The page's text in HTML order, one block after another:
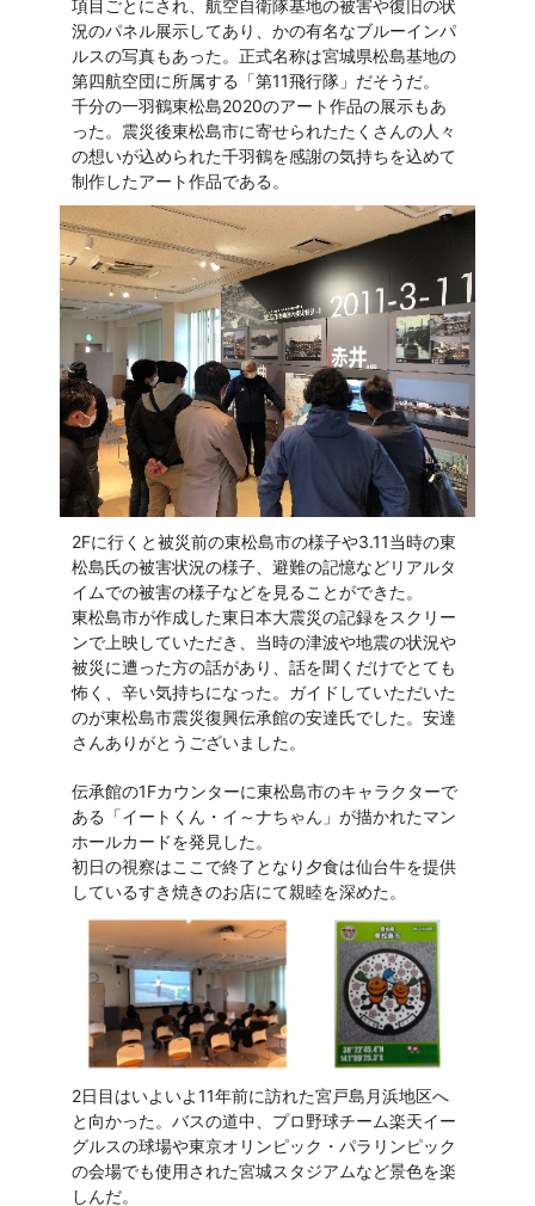
項目ごとにされ、航空自衛隊基地の被害や復旧の状
況のパネル展示してあり、かの有名なブルーインパ
ルスの写真もあった。正式名称は宮城県松島基地の
第四航空団に所属する「第11飛行隊」だそうだ。
千分の一羽鶴東松島2020のアート作品の展示もあ
った。震災後東松島市に寄せられたたくさんの人々
の想いが込められた千羽鶴を感謝の気持ちを込めて
制作したアート作品である。
2Fに行くと被災前の東松島市の様子や3.11当時の東
松島氏の被害状況の様子、避難の記憶などリアルタ
イムでの被害の様子などを見ることができた。
東松島市が作成した東日本大震災の記録をスクリー
ンで上映していただき、当時の津波や地震の状況や
被災に遭った方の話があり、話を聞くだけでとても
怖く、辛い気持ちになった。ガイドしていただいた
のが東松島市震災復興伝承館の安達氏でした。安達
さんありがとうございました。
伝承館の1Fカウンターに東松島市のキャラクターで
ある「イートくん・イ～ナちゃん」が描かれたマン
ホールカードを発見した。
初日の視察はここで終了となり夕食は仙台牛を提供
しているすき焼きのお店にて親睦を深めた。
2日目はいよいよ11年前に訪れた宮戸島月浜地区へ
と向かった。バスの道中、プロ野球チーム楽天イー
グルスの球場や東京オリンピック・パラリンピック
の会場でも使用された宮城スタジアムなど景色を楽
しんだ。